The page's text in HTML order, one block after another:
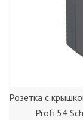
Розетка с
Profi 54